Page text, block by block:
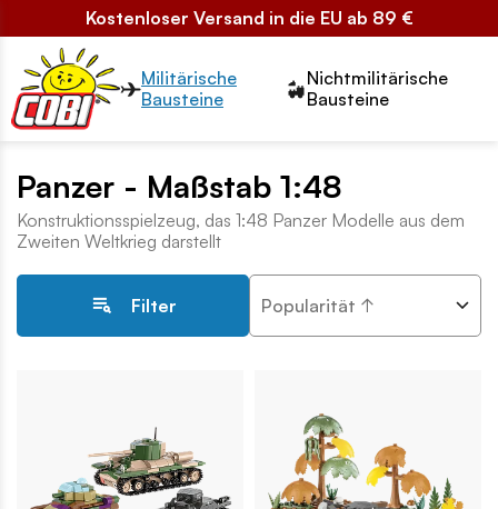
Kostenloser Versand in die EU ab 89 €
Przełącznik segmentów2
Militärische
Bausteine
Nichtmilitärische
Bausteine
Panzer - Maßstab 1:48
Konstruktionsspielzeug, das 1:48 Panzer Modelle aus dem
Zweiten Weltkrieg darstellt
Filter Popularität ↑